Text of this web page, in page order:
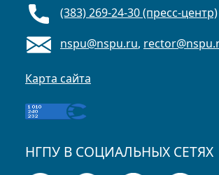
(383) 269-24-30 (пресс-центр)
nspu@nspu.ru,
Карта сайта
НГПУ В СОЦИАЛЬНЫХ СЕТЯХ